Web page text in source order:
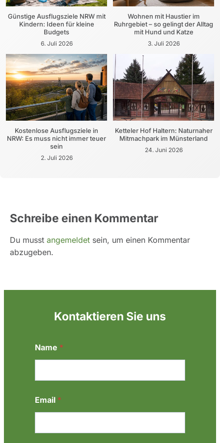
Günstige Ausflugsziele NRW mit
Kindern: Ideen für kleine
Budgets
6. Juli 2026
Wohnen mit Haustier im
Ruhrgebiet – so gelingt der Alltag
mit Hund und Katze
3. Juli 2026
Kostenlose Ausflugsziele in
NRW: Es muss nicht immer teuer
sein
2. Juli 2026
Ketteler Hof Haltern: Naturnaher
Mitmachpark im Münsterland
24. Juni 2026
Schreibe einen Kommentar
Du musst angemeldet sein, um einen Kommentar
abzugeben.
Kontaktieren Sie uns
Name *
a
m
Email *